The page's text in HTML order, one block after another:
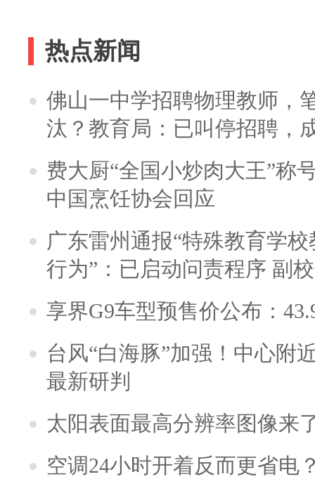
热点新闻
佛山一中学招聘物理教师，
汰？教育局：已叫停招聘，
费大厨“全国小炒肉大王”称
中国烹饪协会回应
广东雷州通报“特殊教育学
行为”：已启动问责程序 副
享界G9车型预售价公布：
台风“白海豚”加强！中心附
最新研判
太阳表面最高分辨率图像来
空调24小时开着反而更省电